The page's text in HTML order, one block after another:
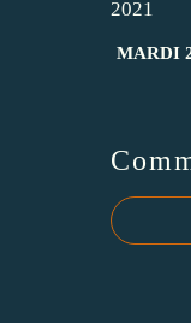
MARDI